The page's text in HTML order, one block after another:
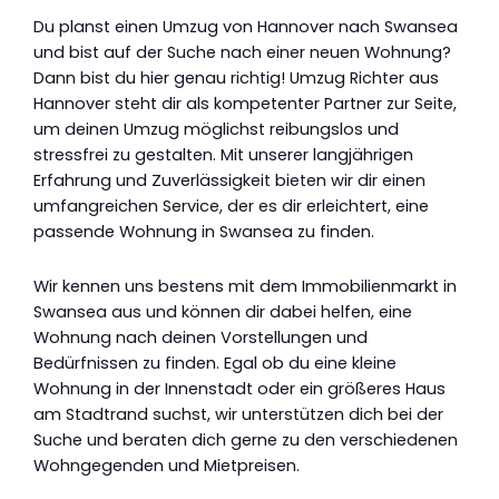
Du planst einen Umzug von Hannover nach Swansea
und bist auf der Suche nach einer neuen Wohnung?
Dann bist du hier genau richtig! Umzug Richter aus
Hannover steht dir als kompetenter Partner zur Seite,
um deinen Umzug möglichst reibungslos und
stressfrei zu gestalten. Mit unserer langjährigen
Erfahrung und Zuverlässigkeit bieten wir dir einen
umfangreichen Service, der es dir erleichtert, eine
passende Wohnung in Swansea zu finden.
Wir kennen uns bestens mit dem Immobilienmarkt in
Swansea aus und können dir dabei helfen, eine
Wohnung nach deinen Vorstellungen und
Bedürfnissen zu finden. Egal ob du eine kleine
Wohnung in der Innenstadt oder ein größeres Haus
am Stadtrand suchst, wir unterstützen dich bei der
Suche und beraten dich gerne zu den verschiedenen
Wohngegenden und Mietpreisen.